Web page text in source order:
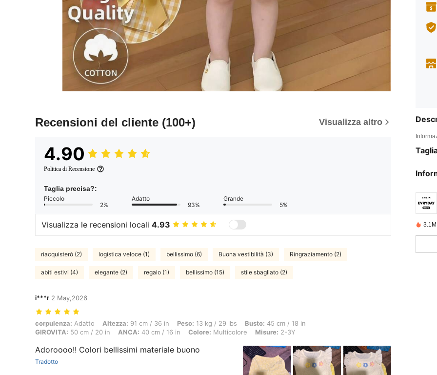
Recensioni del cliente (100+) Visualizza altro
4.90
Politica di Recensione
Taglia precisa?:
Piccolo
2%
Adatto
93%
Grande
5%
Visualizza le recensioni locali 4.93
riacquisterò (2) logistica veloce (1) bellissimo (6) Buona vestibilità (3) Ringraziamento (2)
abiti estivi (4) elegante (2) regalo (1) bellissimo (15) stile sbagliato (2)
i***r 2 May,2026
corpulenza: Adatto, Altezza: 91 cm / 36 in, Peso: 13 kg / 29 lbs, Busto: 45 cm / 18 in, GIROVITA: 50 cm / 20 in, ANCA: 40 cm / 16 in, Colore:
corpulenza: Adatto Altezza: 91 cm / 36 in Peso: 13 kg / 29 lbs Busto: 45 cm / 18 in
GIROVITA: 50 cm / 20 in ANCA: 40 cm / 16 in Colore: Multicolore Misure: 2-3Y
Adoroooo!! Colori bellissimi materiale buono
Tradotto